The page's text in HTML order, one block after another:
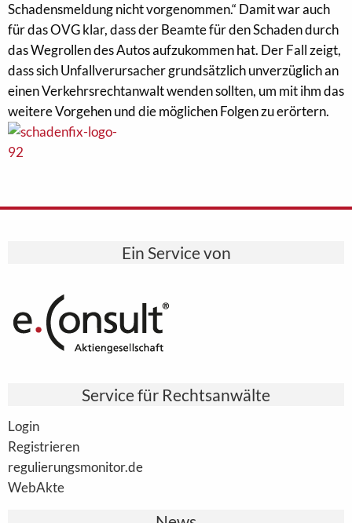
Schadensmeldung nicht vorgenommen.“ Damit war auch
für das OVG klar, dass der Beamte für den Schaden durch
das Wegrollen des Autos aufzukommen hat. Der Fall zeigt,
dass sich Unfallverursacher grundsätzlich unverzüglich an
einen Verkehrsrechtanwalt wenden sollten, um mit ihm das
weitere Vorgehen und die möglichen Folgen zu erörtern.
Ein Service von
Service für Rechtsanwälte
Login
Registrieren
regulierungsmonitor.de
WebAkte